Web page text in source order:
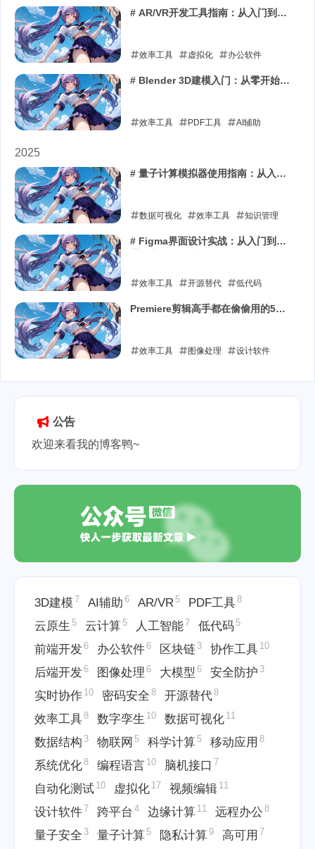
2026-04-10
# AR/VR开发工具指南：从入门到实
效率工具 虚拟化 办公软件
2026-03-15
# Blender 3D建模入门：从零开始掌
效率工具 PDF工具 AI辅助
2025
# 量子计算模拟器使用指南：从入门
数据可视化 效率工具 知识管理
2025-11-26
# Figma界面设计实战：从入门到精
效率工具 开源替代 低代码
2025-10-04
Premiere剪辑高手都在偷偷用的5个
效率工具 图像处理 设计软件
公告
欢迎来看我的博客鸭~
3D建模 7 AI辅助 6 AR/VR 5 PDF工具8
云原生 5 云计算 5 人工智能7 低代码 5
前端开发6 办公软件6 区块链 3 协作工具 10
后端开发6 图像处理 6 大模型 6 安全防护 3
实时协作 10 密码安全 8 开源替代8
效率工具8 数字孪生 10 数据可视化 11
数据结构 3 物联网 5 科学计算 5 移动应用 8
系统优化8 编程语言 10 脑机接口 7
自动化测试 10 虚拟化 17 视频编辑 11
设计软件7 跨平台 4 边缘计算 11 远程办公 8
量子安全 3 量子计算 5 隐私计算9 高可用 7